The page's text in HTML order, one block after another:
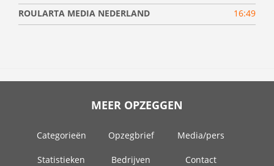
ROULARTA MEDIA NEDERLAND
16:49
MEER OPZEGGEN
Categorieën Opzegbrief Media/pers
Statistieken Bedrijven Contact